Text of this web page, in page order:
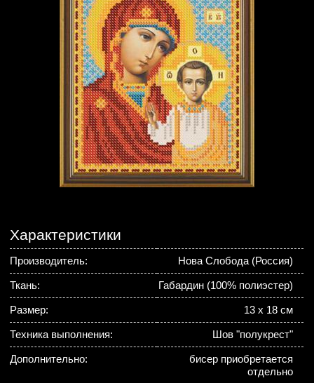
Характеристики
Производитель: Нова Слобода (Россия)
Ткань: Габардин (100% полиэстер)
Размер: 13 x 18 см
Техника выполнения: Шов "полукрест"
Дополнительно:
бисер приобретается
отдельно